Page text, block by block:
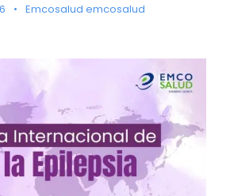
• Emcosalud emcosalud